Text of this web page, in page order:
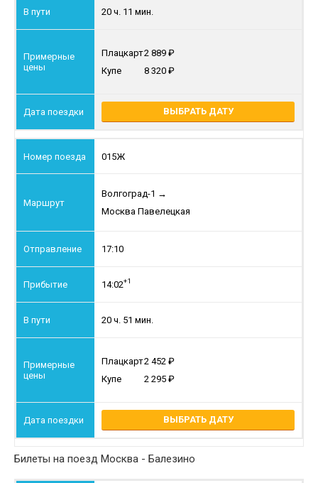
20 ч. 11 мин.
Плацкарт2 889
Купе
8 320
ВЫБРАТЬ ДАТУ
015Ж
Волгоград-1 →
Москва Павелецкая
17:10
14:02+1
20 ч. 51 мин.
Плацкарт2 452
Купе
2 295
ВЫБРАТЬ ДАТУ
Билеты на поезд Москва - Балезино